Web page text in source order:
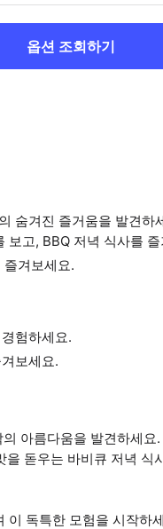
옵션 조회하기
숨겨진 즐거움을 발견
보고, BBQ 저녁 식사를
겨보세요.
험하세요.
보세요.
아름다움을 발견하세
돋우는 바비큐 저녁
독특한 모험을 시작하